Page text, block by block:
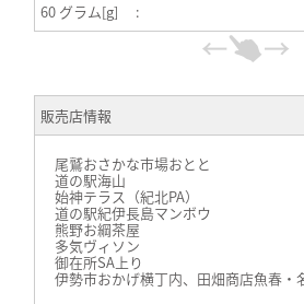
60 グラム[g] :
販売店情報
尾鷲おさかな市場おとと
道の駅海山
始神テラス（紀北PA）
道の駅紀伊長島マンボウ
熊野お綱茶屋
多気ヴィソン
御在所SA上り
伊勢市おかげ横丁内、田畑商店魚春・